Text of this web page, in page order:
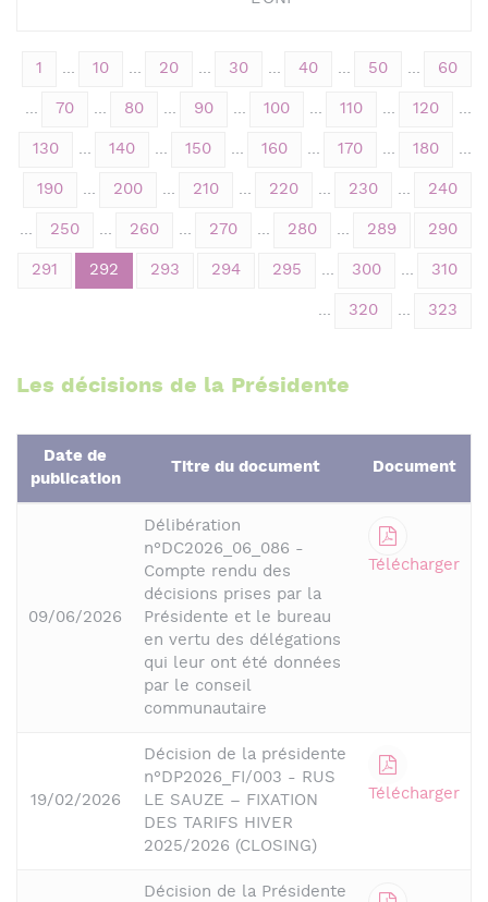
1 ... 10 ... 20 ... 30 ... 40 ... 50 ... 60
... 70 ... 80 ... 90 ... 100 ... 110 ... 120 ...
130 ... 140 ... 150 ... 160 ... 170 ... 180 ...
190 ... 200 ... 210 ... 220 ... 230 ... 240
... 250 ... 260 ... 270 ... 280 ... 289 290
291 292 293 294 295 ... 300 ... 310
... 320 ... 323
Les décisions de la Présidente
Date de
publication
Titre du document Document
09/06/2026
Délibération
n°DC2026_06_086 -
Compte rendu des
décisions prises par la
Présidente et le bureau
en vertu des délégations
qui leur ont été données
par le conseil
communautaire
Télécharger
19/02/2026
Décision de la présidente
n°DP2026_FI/003 - RUS
LE SAUZE – FIXATION
DES TARIFS HIVER
2025/2026 (CLOSING)
Télécharger
Décision de la Présidente